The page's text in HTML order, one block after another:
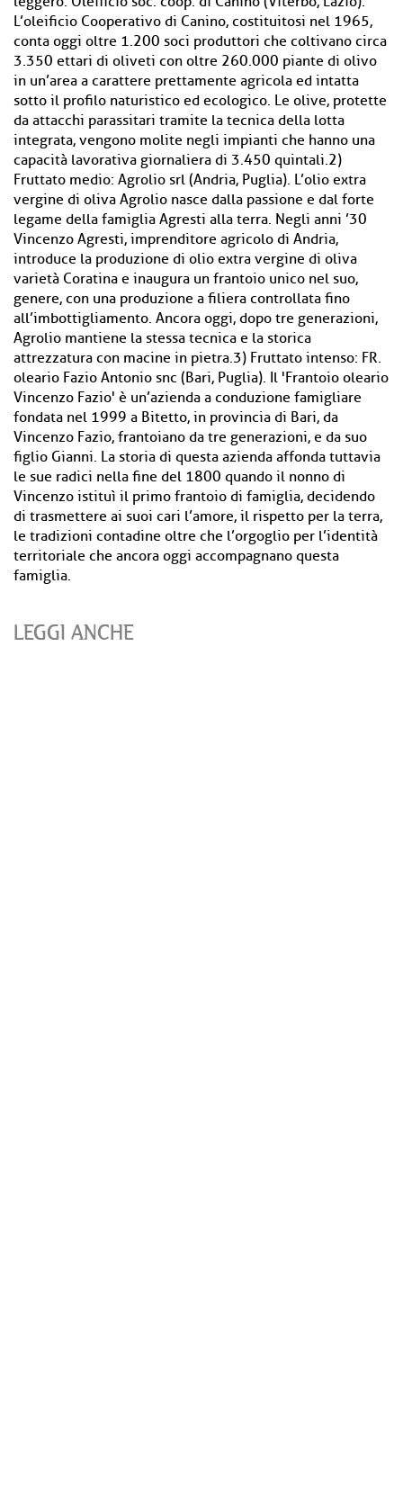
L’oleificio Cooperativo di Canino, costituitosi nel 1965,
conta oggi oltre 1.200 soci produttori che coltivano circa
3.350 ettari di oliveti con oltre 260.000 piante di olivo
in un’area a carattere prettamente agricola ed intatta
sotto il profilo naturistico ed ecologico. Le olive, protette
da attacchi parassitari tramite la tecnica della lotta
integrata, vengono molite negli impianti che hanno una
capacità lavorativa giornaliera di 3.450 quintali.2)
Fruttato medio: Agrolio srl (Andria, Puglia). L’olio extra
vergine di oliva Agrolio nasce dalla passione e dal forte
legame della famiglia Agresti alla terra. Negli anni ’30
Vincenzo Agresti, imprenditore agricolo di Andria,
introduce la produzione di olio extra vergine di oliva
varietà Coratina e inaugura un frantoio unico nel suo,
genere, con una produzione a filiera controllata fino
all’imbottigliamento. Ancora oggi, dopo tre generazioni,
Agrolio mantiene la stessa tecnica e la storica
attrezzatura con macine in pietra.3) Fruttato intenso: FR.
oleario Fazio Antonio snc (Bari, Puglia). Il 'Frantoio oleario
Vincenzo Fazio' è un’azienda a conduzione famigliare
fondata nel 1999 a Bitetto, in provincia di Bari, da
Vincenzo Fazio, frantoiano da tre generazioni, e da suo
figlio Gianni. La storia di questa azienda affonda tuttavia
le sue radici nella fine del 1800 quando il nonno di
Vincenzo istituì il primo frantoio di famiglia, decidendo
di trasmettere ai suoi cari l’amore, il rispetto per la terra,
le tradizioni contadine oltre che l’orgoglio per l’identità
territoriale che ancora oggi accompagnano questa
famiglia.
LEGGI ANCHE